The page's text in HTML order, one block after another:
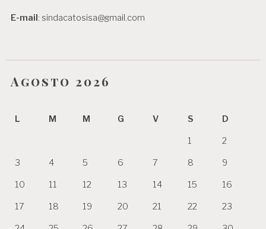
E-mail: sindacatosisa@gmail.com
Agosto 2026
L M M G V S D
1 2
3 4 5 6 7 8 9
10 11 12 13 14 15 16
17 18 19 20 21 22 23